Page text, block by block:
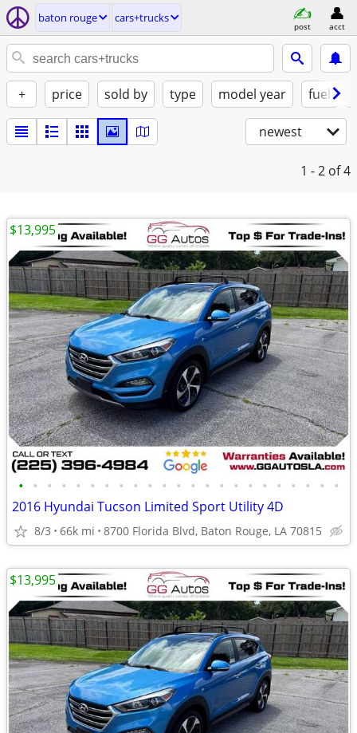
baton rouge cars+trucks
post acct
+ price sold by type model year fuel
newest
1 - 2 of 4
• • • • • • • • • • • • • • • • • • • • • • •
2016 Hyundai Tucson Limited Sport Utility 4D
8/3 66k mi 8700 Florida Blvd, Baton Rouge, LA 70815
$13,995
$13,995